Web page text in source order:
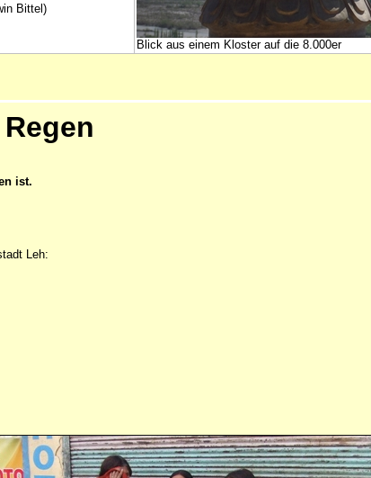
Bittel)
Blick aus einem Kloster auf die 8.000er
ist.
Leh: